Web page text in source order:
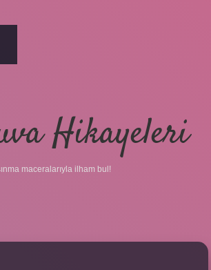
Hikayeleri
maceralarıyla ilham bul!